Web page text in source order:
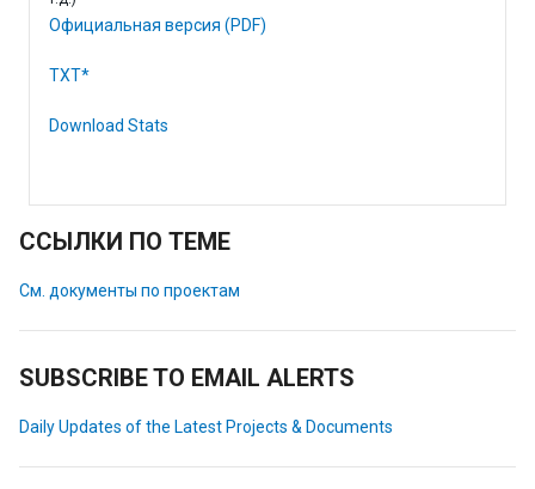
Официальная версия (PDF)
TXT*
Download Stats
ССЫЛКИ ПО ТЕМЕ
См. документы по проектам
SUBSCRIBE TO EMAIL ALERTS
Daily Updates of the Latest Projects & Documents